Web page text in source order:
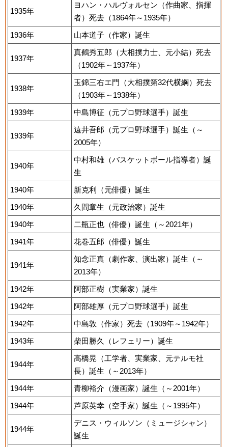
1935年
ヨハン・ハルヴォルセン（作曲家、指揮
者）死去（1864年～1935年）
1936年
山本道子（作家）誕生
1937年
真鶴秀五郎（大相撲力士、元小結）死去
（1902年～1937年）
1938年
玉錦三右エ門（大相撲第32代横綱）死去
（1903年～1938年）
1939年
中島博征（元プロ野球選手）誕生
1939年
遠井吾郎（元プロ野球選手）誕生（～
2005年）
1940年
中村和雄（バスケットボール指導者）誕
生
1940年
新克利（元俳優）誕生
1940年
久間章生（元政治家）誕生
1940年
二瓶正也（俳優）誕生（～2021年）
1941年
花巻五郎（俳優）誕生
1941年
知念正真（劇作家、演出家）誕生（～
2013年）
1942年
阿部正樹（実業家）誕生
1942年
阿部雄厚（元プロ野球選手）誕生
1942年
中島敦（作家）死去（1909年～1942年）
1943年
柴田勝久（レフェリー）誕生
1944年
高橋晃（工学者、実業家、元テルモ社
長）誕生（～2013年）
1944年
青柳裕介（漫画家）誕生（～2001年）
1944年
芦原英幸（空手家）誕生（～1995年）
1944年
デニス・ウィルソン（ミュージシャン）
誕生